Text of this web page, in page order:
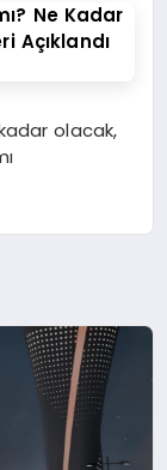
olacak,